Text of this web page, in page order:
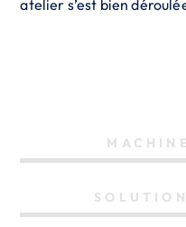
atelier s’est bien